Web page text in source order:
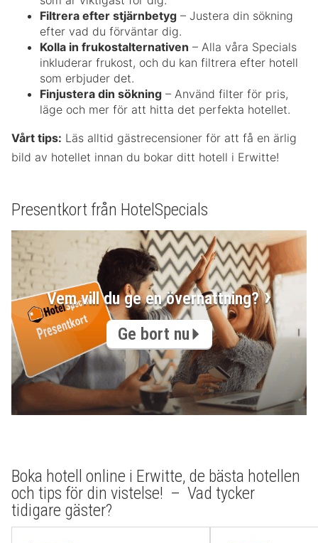
Filtrera efter stjärnbetyg – Justera din sökning
efter vad du förväntar dig.
Kolla in frukostalternativen – Alla våra Specials
inkluderar frukost, och du kan filtrera efter hotell
som erbjuder det.
Finjustera din sökning – Använd filter för pris,
läge och mer för att hitta det perfekta hotellet.
Vårt tips: Läs alltid gästrecensioner för att få en ärlig
bild av hotellet innan du bokar ditt hotell i Erwitte!
Presentkort från HotelSpecials
Vem vill du ge en övernattning?
Ge bort nu
Boka hotell online i Erwitte, de bästa hotellen
och tips för din vistelse! – Vad tycker
tidigare gäster?